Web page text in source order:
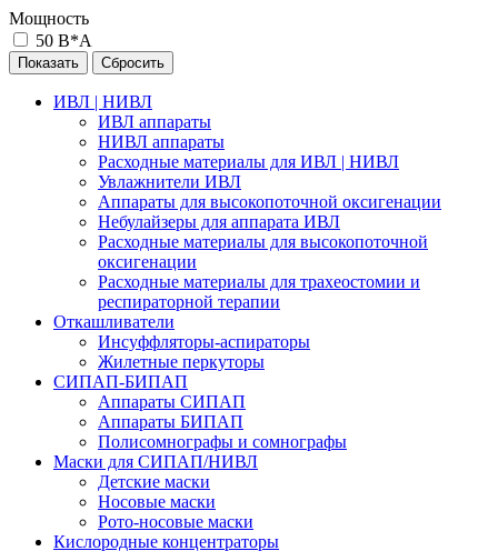
Мощность
50 В*А
ИВЛ | НИВЛ
ИВЛ аппараты
НИВЛ аппараты
Расходные материалы для ИВЛ | НИВЛ
Увлажнители ИВЛ
Аппараты для высокопоточной оксигенации
Небулайзеры для аппарата ИВЛ
Расходные материалы для высокопоточной
оксигенации
Расходные материалы для трахеостомии и
респираторной терапии
Откашливатели
Инсуффляторы-аспираторы
Жилетные перкуторы
CИПАП-БИПАП
Аппараты СИПАП
Аппараты БИПАП
Полисомнографы и сомнографы
Маски для СИПАП/НИВЛ
Детские маски
Носовые маски
Рото-носовые маски
Кислородные концентраторы